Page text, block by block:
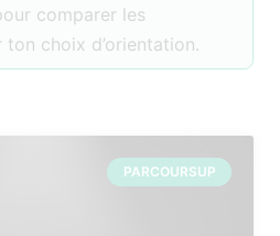
comparer les
choix d’orientation.
PARCOURSUP